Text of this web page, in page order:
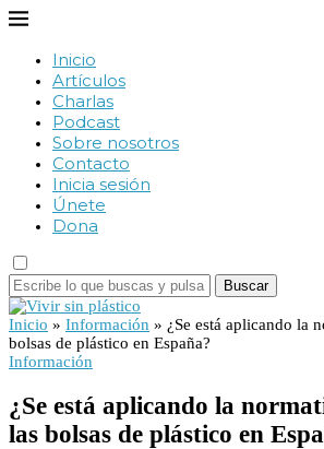
Inicio
Artículos
Charlas
Podcast
Sobre nosotros
Contacto
Inicia sesión
Únete
Dona
Buscar
Inicio » Información » ¿Se está aplicando la
bolsas de plástico en España?
Información
¿Se está aplicando la
las bolsas de plástico en